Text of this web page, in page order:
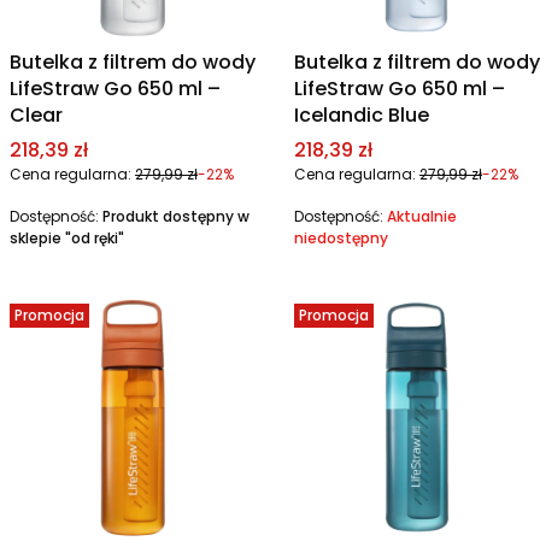
Butelka z filtrem do wody
LifeStraw Go 650 ml –
Clear
Cena promocyjna
218,39 zł
Cena regularna: 279,99 zł-22%
Dostępność: Produkt dostępny w
sklepie "od ręki"
Butelka z filtrem do wody
LifeStraw Go 650 ml –
Icelandic Blue
Cena promocyjna
218,39 zł
Cena regularna: 279,99 zł-22%
Dostępność: Aktualnie
niedostępny
Promocja Promocja